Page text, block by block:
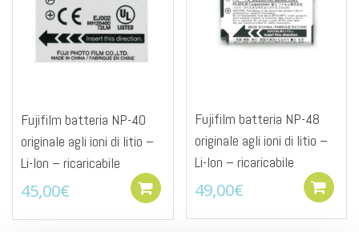
Fujifilm batteria NP-40
originale agli ioni di litio –
Li-Ion – ricaricabile
45,00€ Add to cart
Fujifilm batteria NP-48
originale agli ioni di litio –
Li-Ion – ricaricabile
49,00€